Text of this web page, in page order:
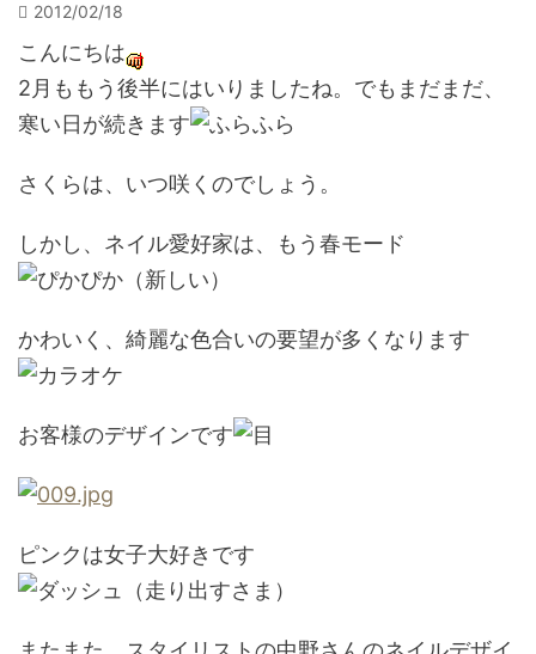
2012/02/18
こんにちは
2月ももう後半にはいりましたね。でもまだまだ、
寒い日が続きます
さくらは、いつ咲くのでしょう。
しかし、ネイル愛好家は、もう春モード
かわいく、綺麗な色合いの要望が多くなります
お客様のデザインです
ピンクは女子大好きです